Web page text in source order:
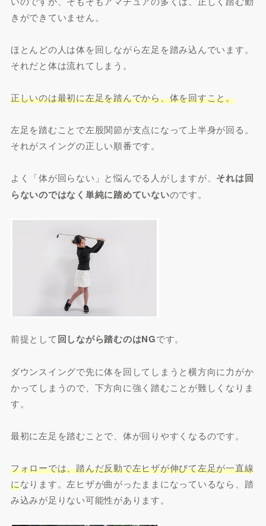
きができていません。
ほとんどの人は体を回しながら左足を踏み込んでいます。
それだと体は流れてしまう。
正しいのは最初に左足を踏んでから、体を回すこと。
左足を踏むことで左股関節が支点になって上半身が回る。
それがスイングの正しい順番です。
よく「体が回らない」と悩んでる人がしますが、 それは回
らないのではなく単純に踏めていないのです。
前提として回しながら踏むのはNGです。
ダウンスイングで先に体を回してしまうと横方向に力がか
かってしまうので、下方向に強く踏むことが難しくなりま
す。
最初に左足を踏むことで、体が回りやすくなるのです。
フォローでは、踏んだ反動で左ヒザが伸びて左足が一直線
になります。左ヒザが曲がったままになっているなら、踏
み込みが足りない可能性があります。